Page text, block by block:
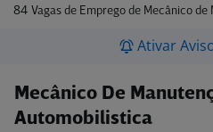
84 Vagas de Emprego de Mecânico de
Ativar
Mecânico De
Automobilistica